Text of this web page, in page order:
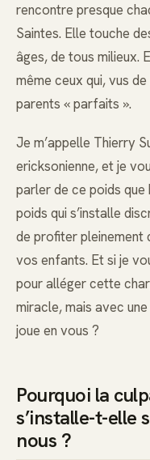
rencontre presque
Saintes. Elle touche
âges, de tous milieux.
même ceux qui, vus
parents « parfaits ».
Je m’appelle Thierry
ericksonienne, et je
parler de ce poids que
poids qui s’installe
de profiter pleinement
vos enfants. Et si je
pour alléger cette
miracle, mais avec
joue en vous ?
Pourquoi la
s’installe-t-elle
nous ?